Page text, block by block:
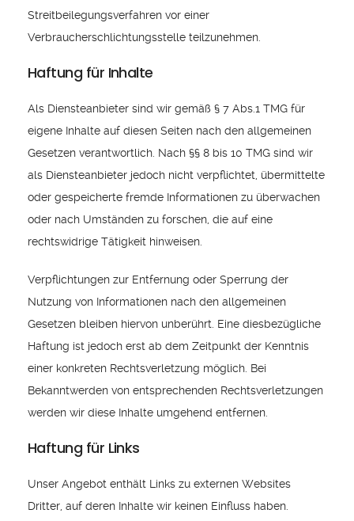
Streitbeilegungsverfahren vor einer
Verbraucherschlichtungsstelle teilzunehmen.
Haftung für Inhalte
Als Diensteanbieter sind wir gemäß § 7 Abs.1 TMG für
eigene Inhalte auf diesen Seiten nach den allgemeinen
Gesetzen verantwortlich. Nach §§ 8 bis 10 TMG sind wir
als Diensteanbieter jedoch nicht verpflichtet, übermittelte
oder gespeicherte fremde Informationen zu überwachen
oder nach Umständen zu forschen, die auf eine
rechtswidrige Tätigkeit hinweisen.
Verpflichtungen zur Entfernung oder Sperrung der
Nutzung von Informationen nach den allgemeinen
Gesetzen bleiben hiervon unberührt. Eine diesbezügliche
Haftung ist jedoch erst ab dem Zeitpunkt der Kenntnis
einer konkreten Rechtsverletzung möglich. Bei
Bekanntwerden von entsprechenden Rechtsverletzungen
werden wir diese Inhalte umgehend entfernen.
Haftung für Links
Unser Angebot enthält Links zu externen Websites
Dritter, auf deren Inhalte wir keinen Einfluss haben.